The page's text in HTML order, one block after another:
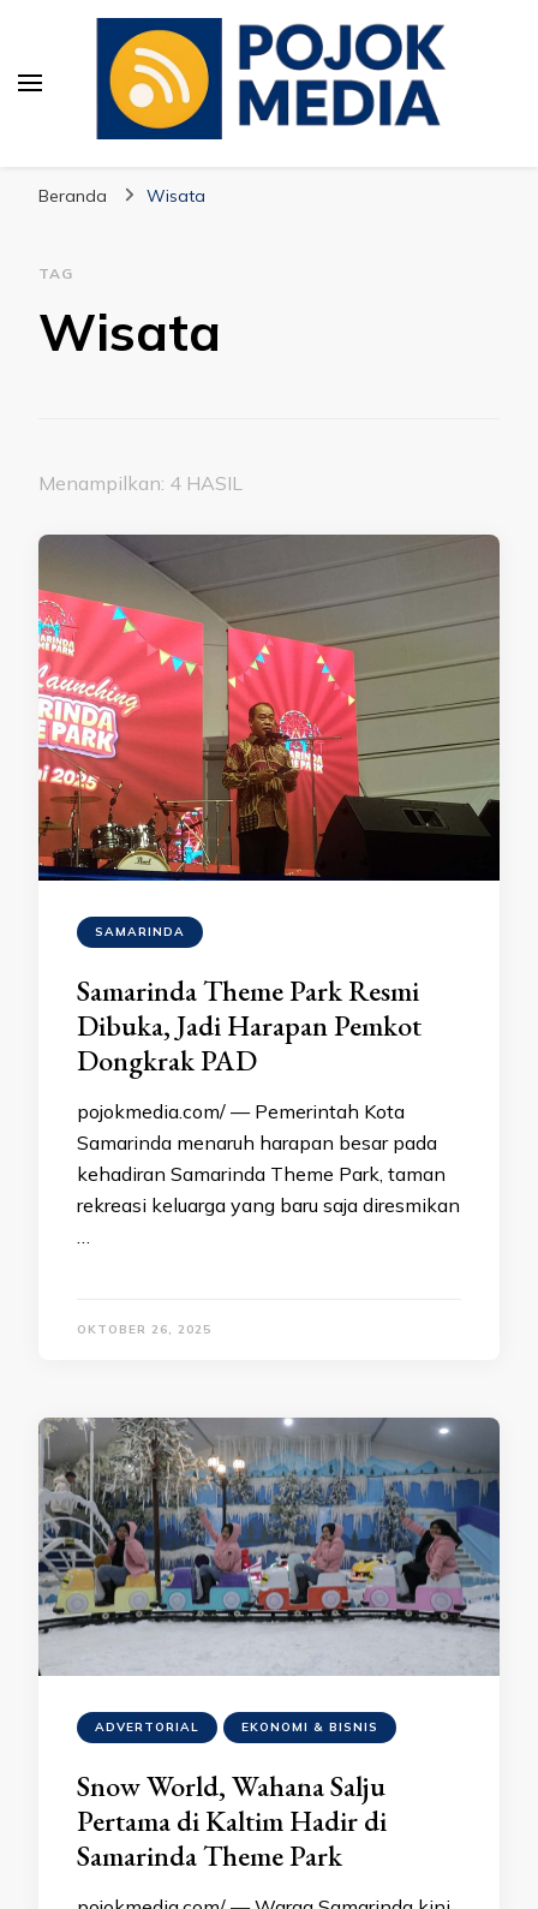
Beranda Wisata
TAG
Wisata
Menampilkan: 4 HASIL
SAMARINDA
Samarinda Theme Park Resmi
Dibuka, Jadi Harapan Pemkot
Dongkrak PAD
pojokmedia.com/ — Pemerintah Kota
Samarinda menaruh harapan besar pada
kehadiran Samarinda Theme Park, taman
rekreasi keluarga yang baru saja diresmikan
OKTOBER 26, 2025
ADVERTORIAL EKONOMI & BISNIS
Snow World, Wahana Salju
Pertama di Kaltim Hadir di
Samarinda Theme Park